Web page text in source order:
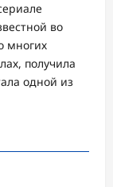
во
многих
получила
одной из